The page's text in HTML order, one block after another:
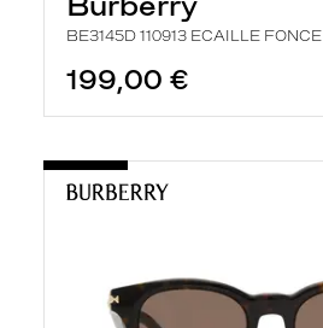
BE3145D 110913 ECAILLE FONCE
199,00 €